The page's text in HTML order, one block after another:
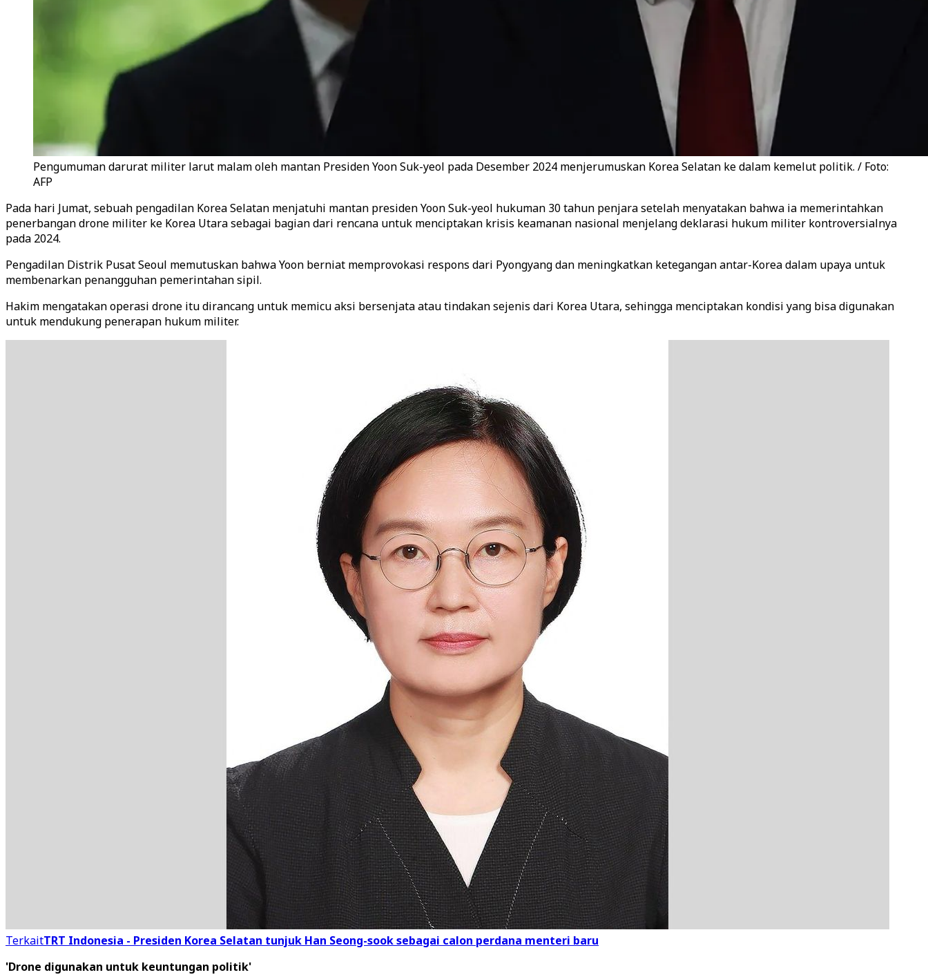
Pengumuman darurat militer larut malam oleh mantan Presiden Yoon Suk-yeol pada Desember 2024 menjerumuskan Korea Selatan ke dalam kemelut politik. / Foto:
AFP
Pada hari Jumat, sebuah pengadilan Korea Selatan menjatuhi mantan presiden Yoon Suk-yeol hukuman 30 tahun penjara setelah menyatakan bahwa ia memerintahkan
penerbangan drone militer ke Korea Utara sebagai bagian dari rencana untuk menciptakan krisis keamanan nasional menjelang deklarasi hukum militer kontroversialnya
pada 2024.
Pengadilan Distrik Pusat Seoul memutuskan bahwa Yoon berniat memprovokasi respons dari Pyongyang dan meningkatkan ketegangan antar-Korea dalam upaya untuk
membenarkan penangguhan pemerintahan sipil.
Hakim mengatakan operasi drone itu dirancang untuk memicu aksi bersenjata atau tindakan sejenis dari Korea Utara, sehingga menciptakan kondisi yang bisa digunakan
untuk mendukung penerapan hukum militer.
TerkaitTRT Indonesia - Presiden Korea Selatan tunjuk Han Seong-sook sebagai calon perdana menteri baru
'Drone digunakan untuk keuntungan politik'